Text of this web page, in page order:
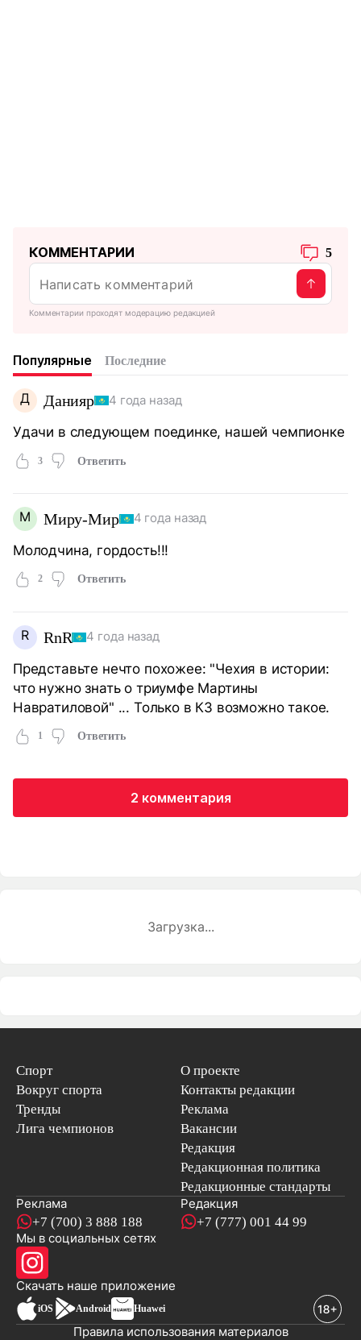
КОММЕНТАРИИ 5
Комментарии проходят модерацию редакцией
Популярные Последние
Д Данияр 4 года назад
Удачи в следующем поединке, нашей чемпионке
3 Ответить
М Миру-Мир 4 года назад
Молодчина, гордость!!!
2 Ответить
R RnR 4 года назад
Представьте нечто похожее: "Чехия в истории:
что нужно знать о триумфе Мартины
Навратиловой" ... Только в КЗ возможно такое.
1 Ответить
2 комментария
Загрузка...
Спорт
Вокруг спорта
Тренды
Лига чемпионов
О проекте
Контакты редакции
Реклама
Вакансии
Редакция
Редакционная политика
Редакционные стандарты
Реклама
+7 (700) 3 888 188
Редакция
+7 (777) 001 44 99
Мы в социальных сетях
Скачать наше приложениеновостей
iOS Android Huawei
Правила использования материалов